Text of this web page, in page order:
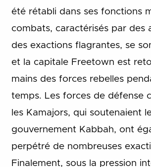
été rétabli dans ses fonctions
combats, caractérisés par des
des exactions flagrantes, se
et la capitale Freetown est
mains des forces rebelles
temps. Les forces de défense
les Kamajors, qui soutenaient
gouvernement Kabbah, ont
perpétré de nombreuses
Finalement, sous la pression